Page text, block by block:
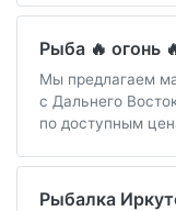
Рыба 🔥 огонь
Мы предлагаем
с Дальнего
по доступным
Рыбалка